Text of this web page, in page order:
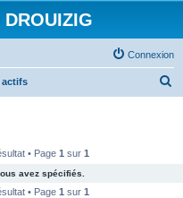
Connexion
actifs
• Page 1 sur 1
avez spécifiés.
• Page 1 sur 1